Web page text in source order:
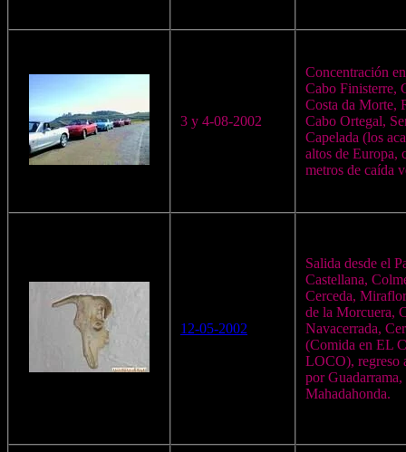
3 y 4-08-2002
Concentración
Cabo Finisterre,
Costa da Morte,
Cabo Ortegal,
Capelada (los
altos de Europa,
metros de caída
12-05-2002
Salida desde el
Castellana,
Cerceda,
de la Morcuera,
Navacerrada,
(Comida en EL
LOCO), regreso
por
Mahadahonda.